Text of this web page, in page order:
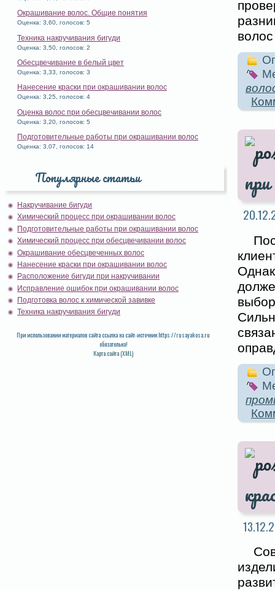
Окрашивание волос. Общие понятия
Оценка: 3,60, голосов: 5
Техника накручивания бигуди
Оценка: 3,50, голосов: 2
Обесцвечивание в белый цвет
Оценка: 3,33, голосов: 3
Нанесение краски при окрашивании волос
Оценка: 3,25, голосов: 4
Оценка волос при обесцвечивании волос
Оценка: 3,20, голосов: 5
Подготовительные работы при окрашивании волос
Оценка: 3,07, голосов: 14
Популярные статьи
Накручивание бигуди
Химический процесс при окрашивании волос
Подготовительные работы при окрашивании волос
Химический процесс при обесцвечивании волос
Окрашивание обесцвеченных волос
Нанесение краски при окрашивании волос
Расположение бигуди при накручивании
Исправление ошибок при окрашивании волос
Подготовка волос к химической завивке
Техника накручивания бигуди
При использовании материалов сайта ссылка на сайт-источник https://rusayakosa.ru
обязательна!
Карта сайта (XML)